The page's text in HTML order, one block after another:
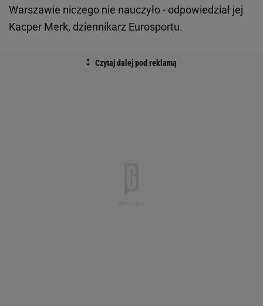
Warszawie niczego nie nauczyło - odpowiedział jej
Kacper Merk, dziennikarz Eurosportu.